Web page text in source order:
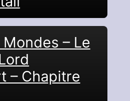
– Le
– Chapitre